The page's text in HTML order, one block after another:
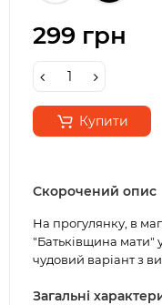
299 грн
Купити
Скорочений опис
На прогулянку, в
"Батьківщина мати"
чудовий варіант з
Загальні